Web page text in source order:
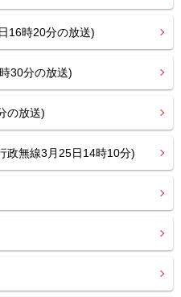
16時20分の放送)
30分の放送)
の放送)
政無線3月25日14時10分)